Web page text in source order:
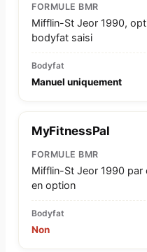
FORMULE BMR
Mifflin-St Jeor 1990,
bodyfat saisi
Bodyfat
Manuel uniquement
MyFitnessPal
FORMULE BMR
Mifflin-St Jeor 1990 par
en option
Bodyfat
Non